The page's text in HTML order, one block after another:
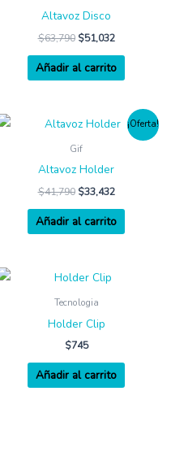
Altavoz Disco
$63,790 $51,032
Añadir al carrito
¡Oferta!
Gif
Altavoz Holder
$41,790 $33,432
Añadir al carrito
Tecnologia
Holder Clip
$745
Añadir al carrito